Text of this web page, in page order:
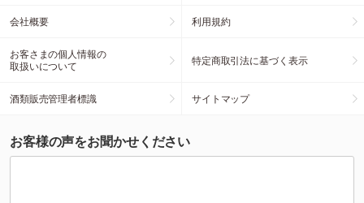
会社概要 利用規約
お客さまの個人情報の
取扱いについて
特定商取引法に基づく表示
酒類販売管理者標識 サイトマップ
お客様の声をお聞かせください